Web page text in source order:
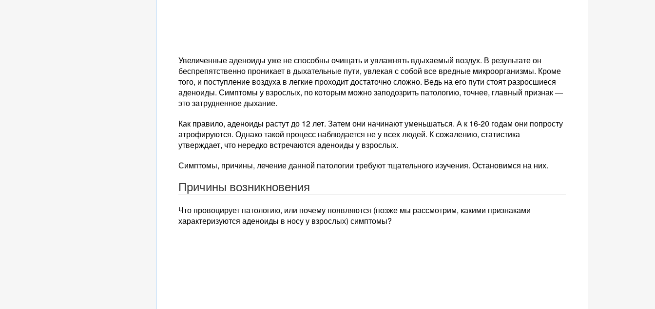
Увеличенные аденоиды уже не способны очищать и увлажнять вдыхаемый воздух. В результате он
беспрепятственно проникает в дыхательные пути, увлекая с собой все вредные микроорганизмы. Кроме
того, и поступление воздуха в легкие проходит достаточно сложно. Ведь на его пути стоят разросшиеся
аденоиды. Симптомы у взрослых, по которым можно заподозрить патологию, точнее, главный признак —
это затрудненное дыхание.
Как правило, аденоиды растут до 12 лет. Затем они начинают уменьшаться. А к 16-20 годам они попросту
атрофируются. Однако такой процесс наблюдается не у всех людей. К сожалению, статистика
утверждает, что нередко встречаются аденоиды у взрослых.
Симптомы, причины, лечение данной патологии требуют тщательного изучения. Остановимся на них.
Причины возникновения
Что провоцирует патологию, или почему появляются (позже мы рассмотрим, какими признаками
характеризуются аденоиды в носу у взрослых) симптомы?